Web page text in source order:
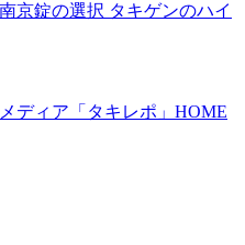
京錠の選択 タキゲンのハイ
ディア「タキレポ」HOME